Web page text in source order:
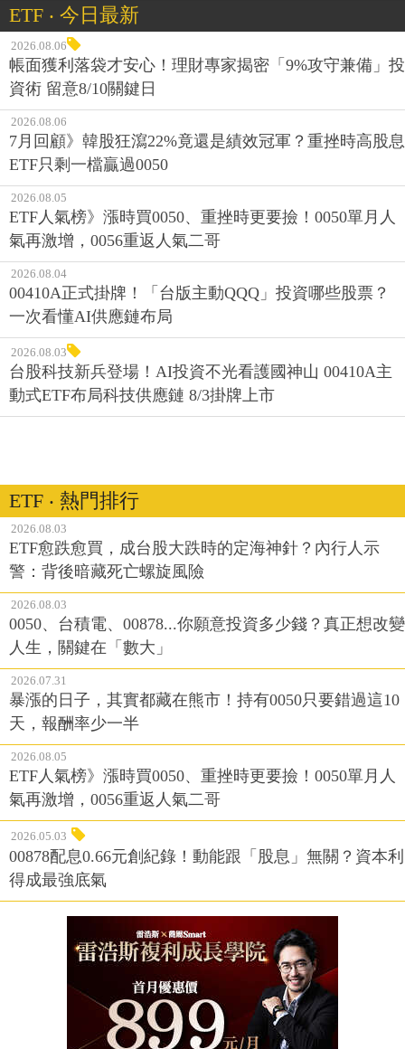
ETF ‧ 今日最新
2026.08.06
帳面獲利落袋才安心！理財專家揭密「9%攻守兼備」投
資術 留意8/10關鍵日
2026.08.06
7月回顧》韓股狂瀉22%竟還是績效冠軍？重挫時高股息
ETF只剩一檔贏過0050
2026.08.05
ETF人氣榜》漲時買0050、重挫時更要撿！0050單月人
氣再激增，0056重返人氣二哥
2026.08.04
00410A正式掛牌！「台版主動QQQ」投資哪些股票？
一次看懂AI供應鏈布局
2026.08.03
台股科技新兵登場！AI投資不光看護國神山 00410A主
動式ETF布局科技供應鏈 8/3掛牌上市
ETF ‧ 熱門排行
2026.08.03
ETF愈跌愈買，成台股大跌時的定海神針？內行人示
警：背後暗藏死亡螺旋風險
2026.08.03
0050、台積電、00878...你願意投資多少錢？真正想改變
人生，關鍵在「數大」
2026.07.31
暴漲的日子，其實都藏在熊市！持有0050只要錯過這10
天，報酬率少一半
2026.08.05
ETF人氣榜》漲時買0050、重挫時更要撿！0050單月人
氣再激增，0056重返人氣二哥
2026.05.03
00878配息0.66元創紀錄！動能跟「股息」無關？資本利
得成最強底氣